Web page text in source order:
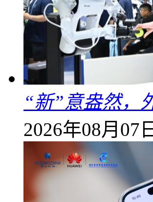
“新”意盎然，
2026年08月07